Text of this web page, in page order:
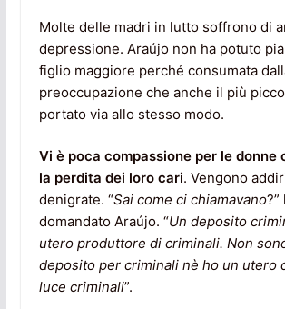
Molte delle madri in lutto soffrono di
depressione. Araújo non ha potuto
figlio maggiore perché consumata
preoccupazione che anche il più
portato via allo stesso modo.
Vi è poca compassione per le donne
la perdita dei loro cari. Vengono
denigrate. “Sai come ci chiamavano?”
domandato Araújo. “Un deposito
utero produttore di criminali. Non
deposito per criminali nè ho un utero
luce criminali”.